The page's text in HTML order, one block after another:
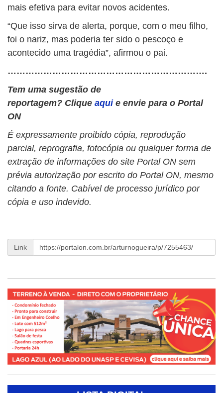
mais efetiva para evitar novos acidentes.
“Que isso sirva de alerta, porque, com o meu filho,
foi o nariz, mas poderia ter sido o pescoço e
acontecido uma tragédia”, afirmou o pai.
………………………………………………………….
Tem uma sugestão de
reportagem? Clique aqui e envie para o Portal
ON
É expressamente proibido cópia, reprodução
parcial, reprografia, fotocópia ou qualquer forma de
extração de informações do site Portal ON sem
prévia autorização por escrito do Portal ON, mesmo
citando a fonte. Cabível de processo jurídico por
cópia e uso indevido.
Link